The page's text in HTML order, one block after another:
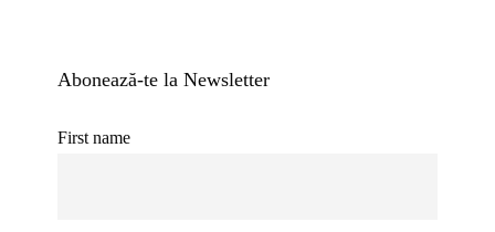
Abonează-te la Newsletter
First name